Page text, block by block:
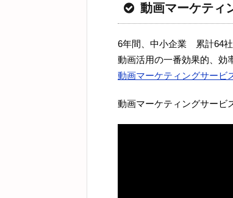
動画マーケティ
6年間、中小企業 累計64
動画活用の一番効果的、効
動画マーケティングサービ
動画マーケティングサービ